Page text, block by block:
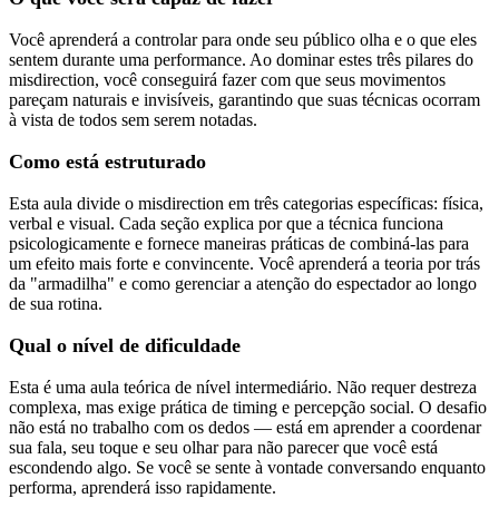
Você aprenderá a controlar para onde seu público olha e o que eles
sentem durante uma performance. Ao dominar estes três pilares do
misdirection, você conseguirá fazer com que seus movimentos
pareçam naturais e invisíveis, garantindo que suas técnicas ocorram
à vista de todos sem serem notadas.
Como está estruturado
Esta aula divide o misdirection em três categorias específicas: física,
verbal e visual. Cada seção explica por que a técnica funciona
psicologicamente e fornece maneiras práticas de combiná-las para
um efeito mais forte e convincente. Você aprenderá a teoria por trás
da "armadilha" e como gerenciar a atenção do espectador ao longo
de sua rotina.
Qual o nível de dificuldade
Esta é uma aula teórica de nível intermediário. Não requer destreza
complexa, mas exige prática de timing e percepção social. O desafio
não está no trabalho com os dedos — está em aprender a coordenar
sua fala, seu toque e seu olhar para não parecer que você está
escondendo algo. Se você se sente à vontade conversando enquanto
performa, aprenderá isso rapidamente.